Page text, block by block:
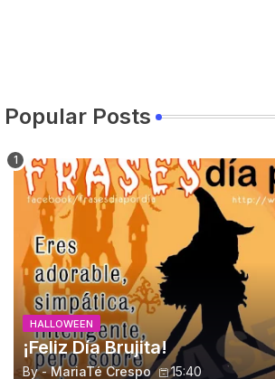
Popular Posts
HALLOWEEN
¡Feliz Día Brujita!
By - MariaTé Crespo 15:40